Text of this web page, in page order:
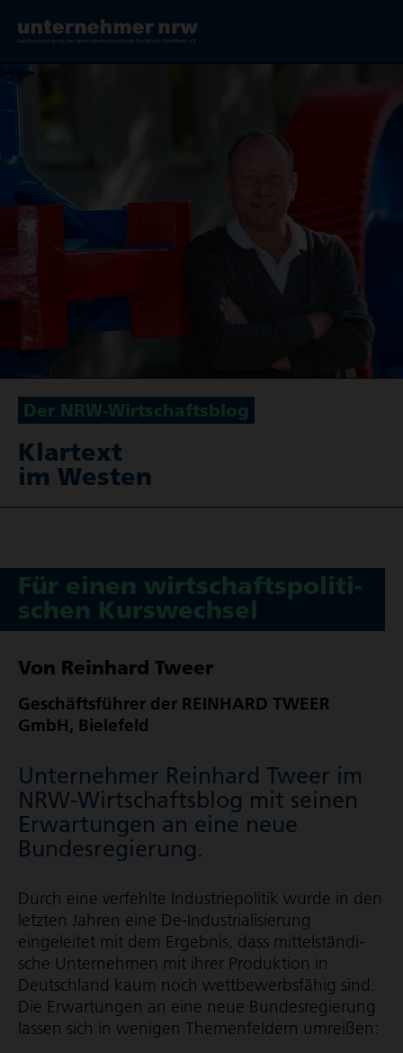
Der NRW-Wirt­schafts­blog
Klartext
im Westen
Für einen wirt­schafts­po­li­ti­
schen Kurs­wechsel
Von Reinhard Tweer
Geschäfts­führer der REINHARD TWEER
GmbH, Bielefeld
Unternehmer Reinhard Tweer im
NRW-Wirt­schafts­blog mit seinen
Erwartungen an eine neue
Bundes­re­gie­rung.
Durch eine verfehlte Indus­trie­po­litik wurde in den
letzten Jahren eine De-Indus­tria­li­sie­rung
eingeleitet mit dem Ergebnis, dass mittel­stän­di­
sche Unternehmen mit ihrer Produktion in
Deutschland kaum noch wett­be­werbs­fähig sind.
Die Erwartungen an eine neue Bundes­re­gie­rung
lassen sich in wenigen Themenfeldern umreißen: